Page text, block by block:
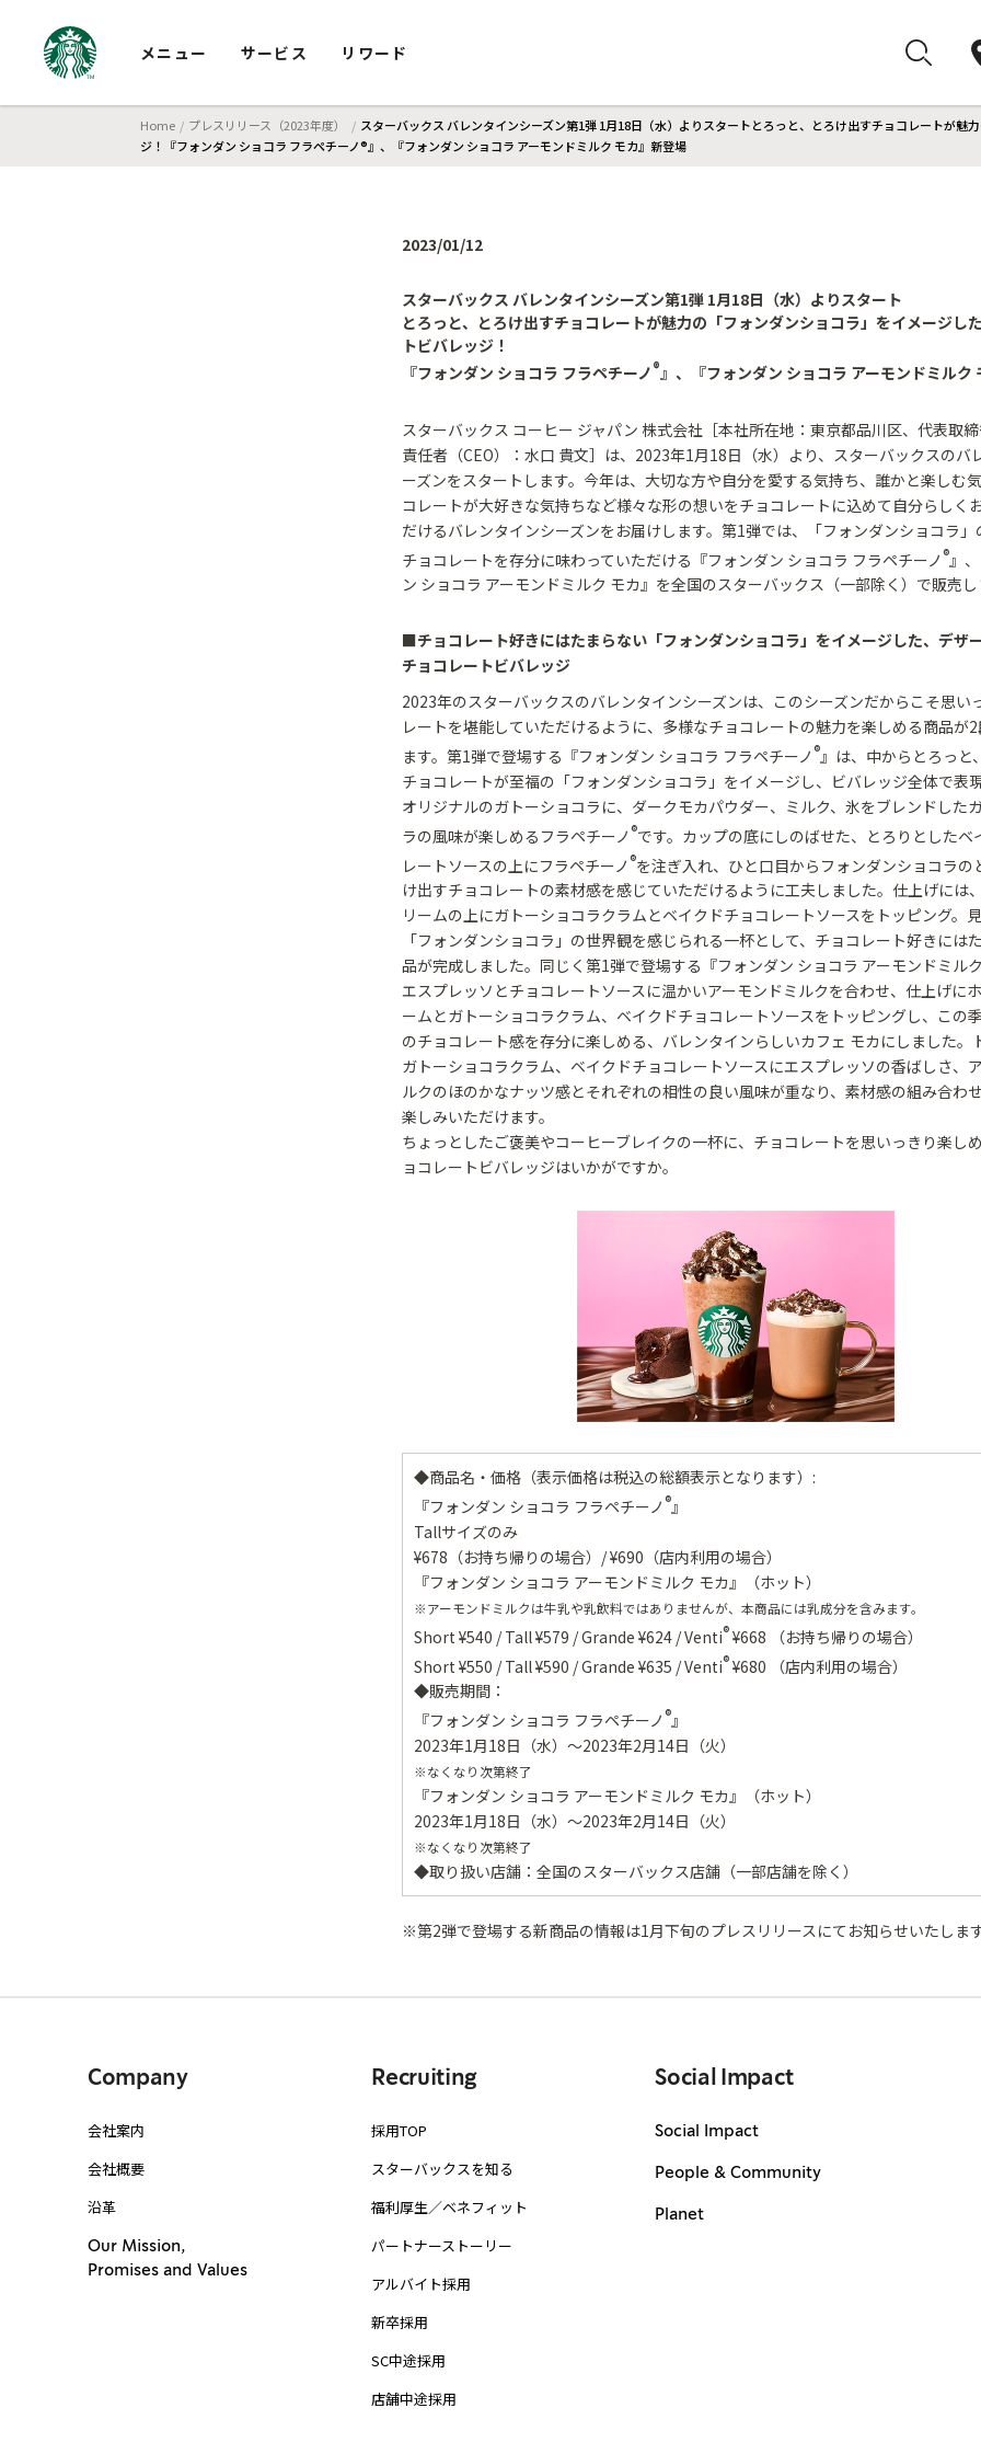
メニュー サービス リワード
Home プレスリリース（2023年度）
スターバックス バレンタインシーズン第1弾 1月18日（水）よりスタートとろっと、とろけ出すチョコレートが
ジ！『フォンダン ショコラ フラペチーノ®』、『フォンダン ショコラ アーモンドミルク モカ』新登場
2023/01/12
スターバックス バレンタインシーズン第1弾 1月18日（水）よりスタート
とろっと、とろけ出すチョコレートが魅力の「フォンダンショコラ」をイメージし
トビバレッジ！
『フォンダン ショコラ フラペチーノ® 』、『フォンダン ショコラ アーモンドミルク
スターバックス コーヒー ジャパン 株式会社［本社所在地：東京都品川区、代表取
責任者（CEO）：水口 貴文］は、2023年1月18日（水）より、スターバックスのバ
ーズンをスタートします。今年は、大切な方や自分を愛する気持ち、誰かと楽しむ
コレートが大好きな気持ちなど様々な形の想いをチョコレートに込めて自分らしく
だけるバレンタインシーズンをお届けします。第1弾では、「フォンダンショコラ
チョコレートを存分に味わっていただける『フォンダン ショコラ フラペチーノ ®』
ン ショコラ アーモンドミルク モカ』を全国のスターバックス（一部除く）で販売
■チョコレート好きにはたまらない「フォンダンショコラ」をイメージした、デザ
チョコレートビバレッジ
2023年のスターバックスのバレンタインシーズンは、このシーズンだからこそ思い
レートを堪能していただけるように、多様なチョコレートの魅力を楽しめる商品が
ます。第1弾で登場する『フォンダン ショコラ フラペチーノ ®』は、中からとろっと
チョコレートが至福の「フォンダンショコラ」をイメージし、ビバレッジ全体で表
オリジナルのガトーショコラに、ダークモカパウダー、ミルク、氷をブレンドした
ラの風味が楽しめるフラペチーノ ®です。カップの底にしのばせた、とろりとしたベ
レートソースの上にフラペチーノ ®を注ぎ入れ、ひと口目からフォンダンショコラの
け出すチョコレートの素材感を感じていただけるように工夫しました。仕上げには
リームの上にガトーショコラクラムとベイクドチョコレートソースをトッピング。
「フォンダンショコラ」の世界観を感じられる一杯として、チョコレート好きには
品が完成しました。同じく第1弾で登場する『フォンダン ショコラ アーモンドミル
エスプレッソとチョコレートソースに温かいアーモンドミルクを合わせ、仕上げに
ームとガトーショコラクラム、ベイクドチョコレートソースをトッピングし、この
のチョコレート感を存分に楽しめる、バレンタインらしいカフェ モカにしました。
ガトーショコラクラム、ベイクドチョコレートソースにエスプレッソの香ばしさ、
ルクのほのかなナッツ感とそれぞれの相性の良い風味が重なり、素材感の組み合わ
楽しみいただけます。
ちょっとしたご褒美やコーヒーブレイクの一杯に、チョコレートを思いっきり楽し
ョコレートビバレッジはいかがですか。
◆商品名・価格（表示価格は税込の総額表示となります）:
『フォンダン ショコラ フラペチーノ ®』
Tallサイズのみ
¥678（お持ち帰りの場合）/ ¥690（店内利用の場合）
『フォンダン ショコラ アーモンドミルク モカ』（ホット）
※アーモンドミルクは牛乳や乳飲料ではありませんが、本商品には乳成分を含みます。
Short ¥540 / Tall ¥579 / Grande ¥624 / Venti®¥668 （お持ち帰りの場合）
Short ¥550 / Tall ¥590 / Grande ¥635 / Venti®¥680 （店内利用の場合）
◆販売期間：
『フォンダン ショコラ フラペチーノ ®』
2023年1月18日（水）～2023年2月14日（火）
※なくなり次第終了
『フォンダン ショコラ アーモンドミルク モカ』（ホット）
2023年1月18日（水）～2023年2月14日（火）
※なくなり次第終了
◆取り扱い店舗：全国のスターバックス店舗（一部店舗を除く）
※第2弾で登場する新商品の情報は1月下旬のプレスリリースにてお知らせいたしま
Company
会社案内
会社概要
沿革
Our Mission,
Promises and Values
Recruiting
採用TOP
スターバックスを知る
福利厚生／ベネフィット
パートナーストーリー
アルバイト採用
新卒採用
SC中途採用
店舗中途採用
Social Impact
Social Impact
People & Community
Planet